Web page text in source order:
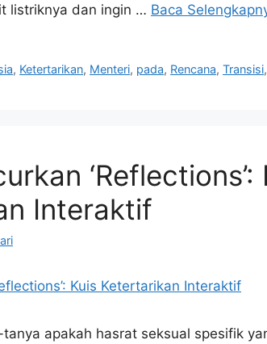
listriknya dan ingin … Baca
, Ketertarikan, Menteri, pada, Rencana,Transisi
‘Reflections’:
Interaktif
apakah hasrat seksual spesifik